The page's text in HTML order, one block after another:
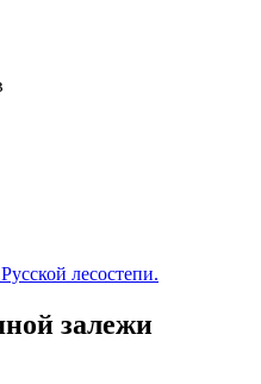
лесостепи.
залежи